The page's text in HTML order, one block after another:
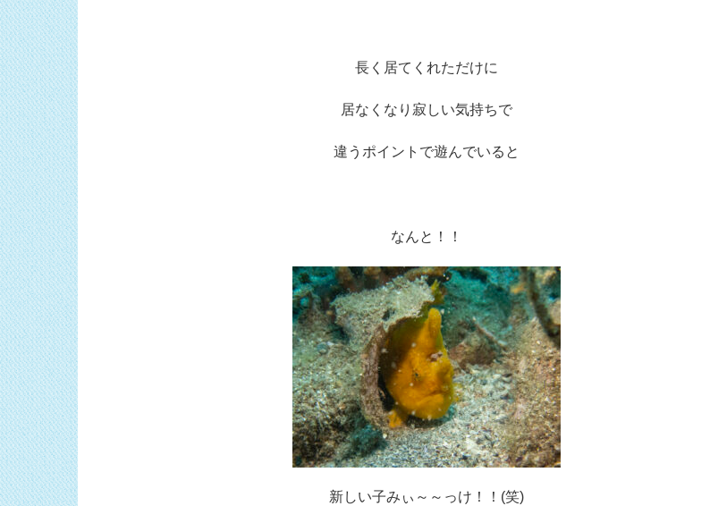
長く居てくれただけに
居なくなり寂しい気持ちで
違うポイントで遊んでいると
なんと！！
新しい子みぃ～～っけ！！(笑)